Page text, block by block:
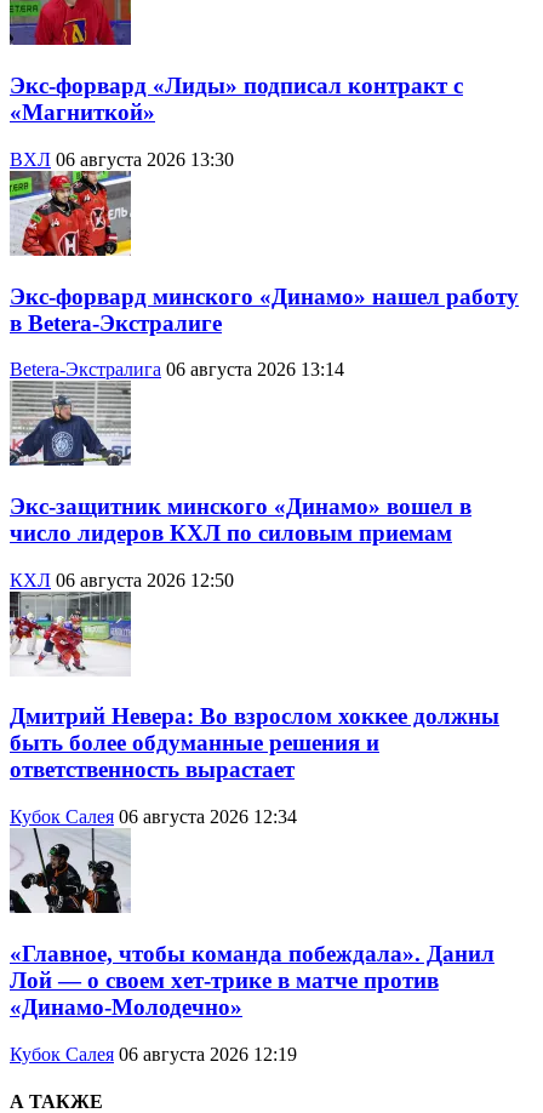
Экс-форвард «Лиды» подписал контракт с
«Магниткой»
ВХЛ 06 августа 2026 13:30
Экс-форвард минского «Динамо» нашел работу
в Betera-Экстралиге
Betera-Экстралига 06 августа 2026 13:14
Экс-защитник минского «Динамо» вошел в
число лидеров КХЛ по силовым приемам
КХЛ 06 августа 2026 12:50
Дмитрий Невера: Во взрослом хоккее должны
быть более обдуманные решения и
ответственность вырастает
Кубок Салея 06 августа 2026 12:34
«Главное, чтобы команда побеждала». Данил
Лой — о своем хет-трике в матче против
«Динамо-Молодечно»
Кубок Салея 06 августа 2026 12:19
А ТАКЖЕ